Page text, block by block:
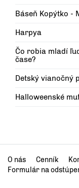
Báseň Kopýtko -
Harpya
Čo robia mladí
čase?
Detský vianočný
Halloweenské
O nás Cenník
Formulár na